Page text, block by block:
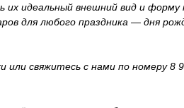
их идеальный внешний вид и
для любого праздника — дня
свяжитесь с нами по номеру 8